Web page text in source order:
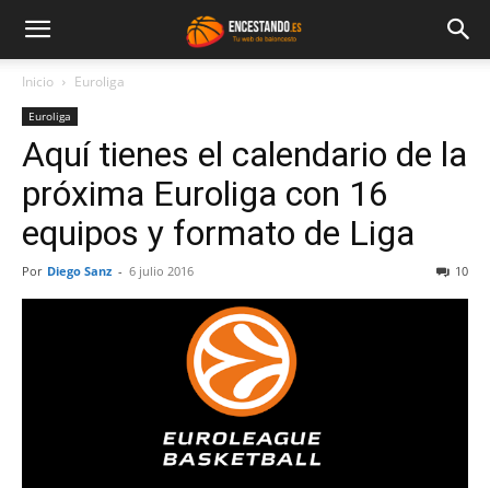
Inicio Euroliga
Euroliga
Aquí tienes el calendario de la
próxima Euroliga con 16
equipos y formato de Liga
Por Diego Sanz - 6 julio 2016 10